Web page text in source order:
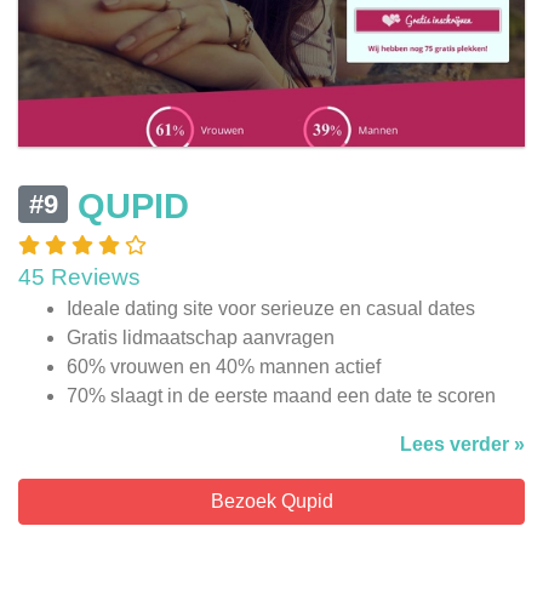
#9 QUPID
45 Reviews
Ideale dating site voor serieuze en casual dates
Gratis lidmaatschap aanvragen
60% vrouwen en 40% mannen actief
70% slaagt in de eerste maand een date te scoren
Lees verder »
Bezoek Qupid